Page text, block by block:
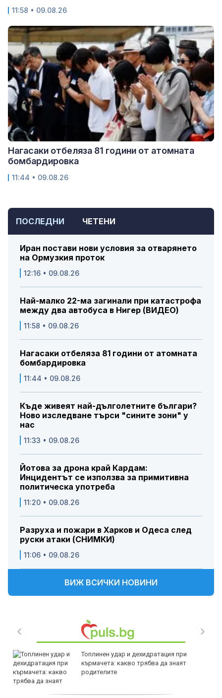
ПОСЛЕДНИ ЧЕТЕНИ
Иран постави нови условия за отварянето
на Ормузкия проток
12:16 • 09.08.26
Най-малко 22-ма загинали при катастрофа
между два автобуса в Нигер (ВИДЕО)
11:58 • 09.08.26
Нагасаки отбеляза 81 години от атомната
бомбардировка
11:44 • 09.08.26
Къде живеят най-дълголетните българи?
Ново изследване търси "сините зони" у
нас
11:33 • 09.08.26
Йотова за дрона край Кардам:
Инцидентът се използва за примитивна
политическа употреба
11:20 • 09.08.26
Разруха и пожари в Харков и Одеса след
руски атаки (СНИМКИ)
11:06 • 09.08.26
ВИЖ ВСИЧКИ НОВИНИ
Топлинен удар и дехидратация при
кърмачета: какво трябва да знаят
родителите
11:58 • 09.08.26
Нагасаки отбеляза 81 години от атомната
бомбардировка
11:44 • 09.08.26